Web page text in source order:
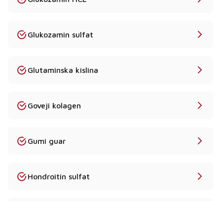
Glukozamin sulfat
Glutaminska kislina
Goveji kolagen
Gumi guar
Hondroitin sulfat